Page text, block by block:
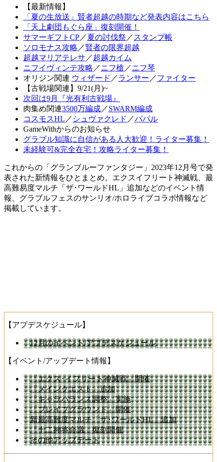
【最新情報】
「夏の生放送」賢者超越の時期など発表内容はこちら
「天上劇団もぐら座」復刻開催！
サマーギフトCP／夏の討伐祭 ／ スタンプ帳
ソロモナス攻略 ／賢者の限界超越
超越マリアテレサ ／超越カイム
ニフイヴィンテ攻略 ／ニフ槍 ／ニフ琴
オリジン関連 ウィザード ／ランサー ／ファイター
【古戦場関連】9/21(月)~
次回は9月『光有利古戦場』
肉集め関連3500万編成／SWARM編成
コスモスHL ／ シュヴァクレド ／パパル
GameWithからのお知らせ
グラブル知識に自信がある人大歓迎！ライター募集！
未経験可&完全在宅！攻略ライター募集！
これからの「グランブルーファンタジー」2023年12月号で発
表された新情報をひとまとめ。エクスイフリート神滅戦、最
高難易度マルチ「ザ･ワールドHL」追加などのイベント情
報、グラブルフェスのサンリオ/ホロライブコラボ情報など
掲載しています。
【アプデスケジュール】
12月のイベント/アプデスケジュール
【イベント/アップデート情報】
「エクス･イフリート神滅戦」開催
「メインクエスト」追加
「キャラバランス調整」実施
「ブレイブグラウンド」開催
新最高難度マルチ「ザ･ワールドHL」追加
「十二神将会議」復刻開催
その他アップデート